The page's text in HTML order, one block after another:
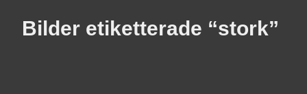
Bilder etiketterade “stork”